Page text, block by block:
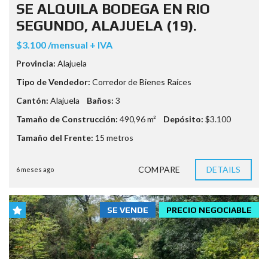
SE ALQUILA BODEGA EN RIO
SEGUNDO, ALAJUELA (19).
$3.100 /mensual + IVA
Provincia: Alajuela
Tipo de Vendedor: Corredor de Bienes Raíces
Cantón: Alajuela Baños: 3
Tamaño de Construcción: 490,96 m² Depósito: $3.100
Tamaño del Frente: 15 metros
6 meses ago COMPARE DETAILS
PRECIO NEGOCIABLE
SE VENDE